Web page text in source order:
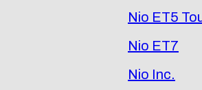
Nio ET5
Nio ET7
Nio Inc.